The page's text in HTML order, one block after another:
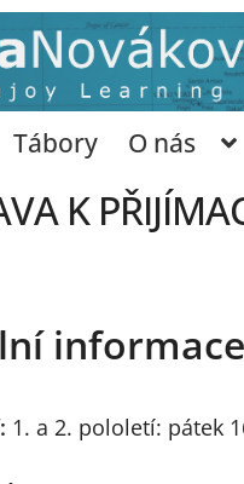
Tábory O nás
K
1. a 2. pololetí: pátek